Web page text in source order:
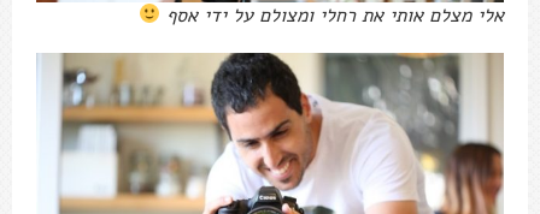
אלי מצלם אותי את רחלי ומצולם על ידי אסף